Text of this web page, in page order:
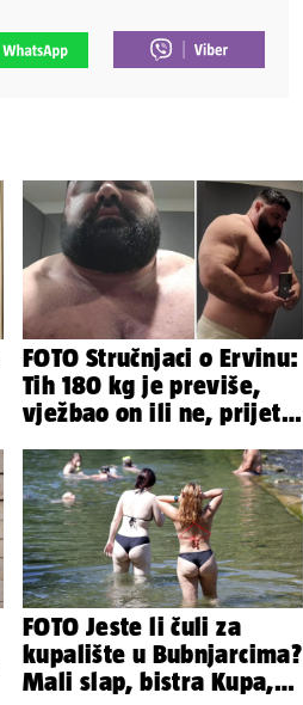
FOTO Stručnjaci o Ervinu:
Tih 180 kg je previše,
vježbao on ili ne, prijete
FOTO Jeste li čuli za
kupalište u Bubnjarcima?
Mali slap, bistra Kupa,